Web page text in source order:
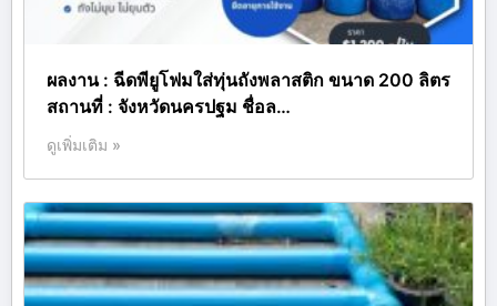
ผลงาน : ฉีดพียูโฟมใส่ทุ่นถังพลาสติก ขนาด 200 ลิตร
สถานที่ : จังหวัดนครปฐม ชื่อล…
ดูเพิ่มเติม »